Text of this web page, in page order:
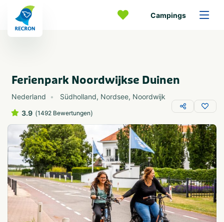
Campings
Ferienpark Noordwijkse Duinen
Nederland Südholland, Nordsee, Noordwijk
3.9 (1492 Bewertungen)